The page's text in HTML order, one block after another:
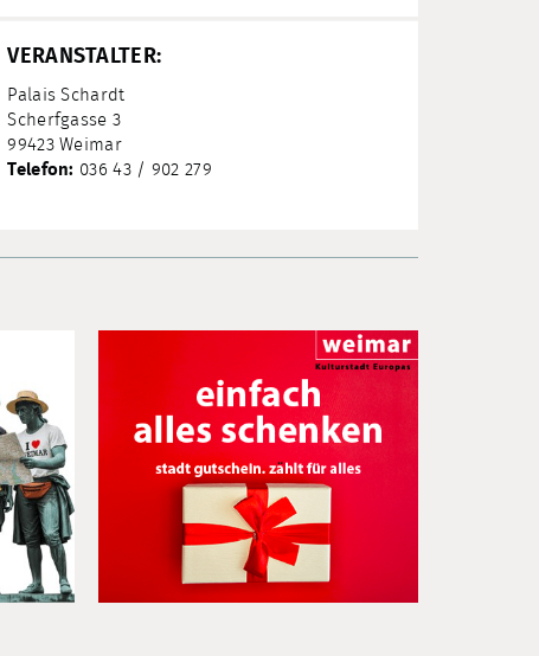
VERANSTALTER:
Palais Schardt
Scherfgasse 3
99423 Weimar
Telefon: 036 43 / 902 279